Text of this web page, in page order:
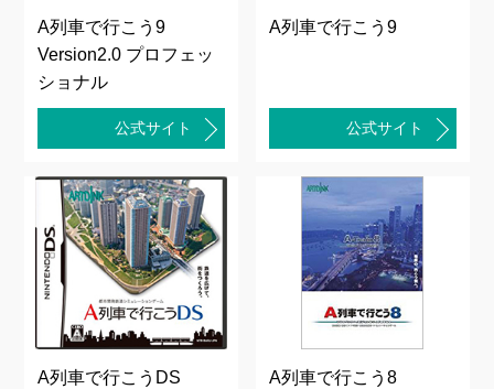
A列車で行こう9
Version2.0 プロフェッ
ショナル
公式サイト
A列車で行こう9
公式サイト
A列車で行こうDS A列車で行こう8